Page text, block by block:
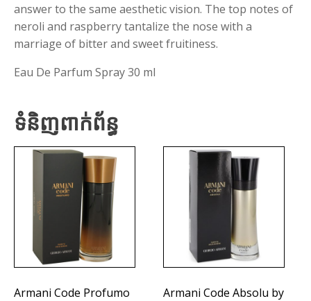
answer to the same aesthetic vision. The top notes of
neroli and raspberry tantalize the nose with a
marriage of bitter and sweet fruitiness.
Eau De Parfum Spray 30 ml
ទំនិញពាក់ព័ន្ធ
Armani Code Profumo
Armani Code Absolu by